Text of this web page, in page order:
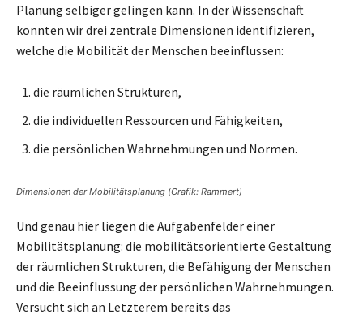
Planung selbiger gelingen kann. In der Wissenschaft
konnten wir drei zentrale Dimensionen identifizieren,
welche die Mobilität der Menschen beeinflussen:
die räumlichen Strukturen,
die individuellen Ressourcen und Fähigkeiten,
die persönlichen Wahrnehmungen und Normen.
Dimensionen der Mobilitätsplanung (Grafik: Rammert)
Und genau hier liegen die Aufgabenfelder einer
Mobilitätsplanung: die mobilitätsorientierte Gestaltung
der räumlichen Strukturen, die Befähigung der Menschen
und die Beeinflussung der persönlichen Wahrnehmungen.
Versucht sich an Letzterem bereits das